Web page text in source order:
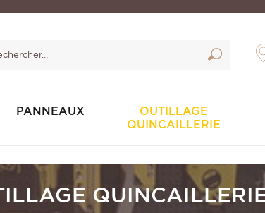
PANNEAUX
OUTILLAGE
QUINCAILLERIE